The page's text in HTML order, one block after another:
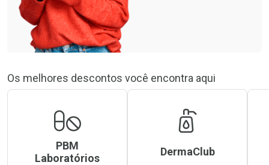
Os melhores descontos você encontra aqui
PBM
Laboratórios
DermaClub